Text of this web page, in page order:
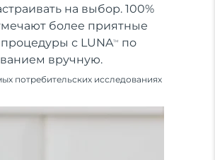
на выбор. 100%
более приятные
с LUNATM
по
вручную.
потребительских исследованиях